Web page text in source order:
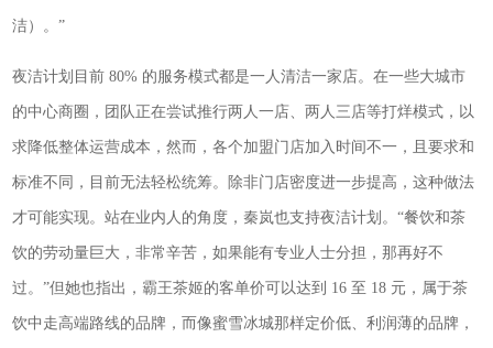
洁）。”
夜洁计划目前 80% 的服务模式都是一人清洁一家店。在一些大城市
的中心商圈，团队正在尝试推行两人一店、两人三店等打烊模式，以
求降低整体运营成本，然而，各个加盟门店加入时间不一，且要求和
标准不同，目前无法轻松统筹。除非门店密度进一步提高，这种做法
才可能实现。站在业内人的角度，秦岚也支持夜洁计划。“餐饮和茶
饮的劳动量巨大，非常辛苦，如果能有专业人士分担，那再好不
过。”但她也指出，霸王茶姬的客单价可以达到 16 至 18 元，属于茶
饮中走高端路线的品牌，而像蜜雪冰城那样定价低、利润薄的品牌，